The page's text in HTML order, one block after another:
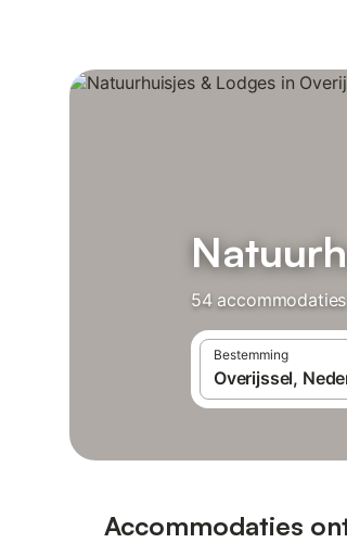
54
Bestemming
Accommodaties